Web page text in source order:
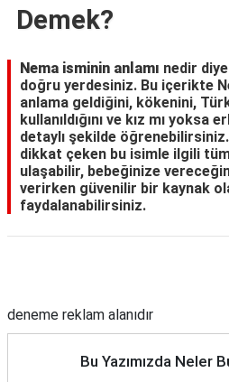
Demek?
Nema isminin anlamı nedir
doğru yerdesiniz. Bu içerikte
anlama geldiğini, kökenini,
kullanıldığını ve kız mı yoksa
detaylı şekilde
dikkat çeken bu isimle ilgili
ulaşabilir, bebeğinize
verirken güvenilir bir kaynak
faydalanabilirsiniz.
deneme reklam alanıdır
Bu Yazımızda Neler